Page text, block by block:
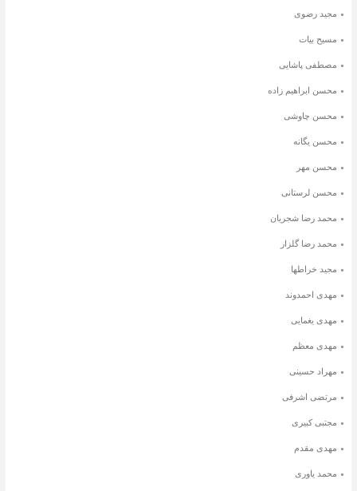
مجید رضوی
مسیح بیات
مصطفی پاشایی
محسن ابراهیم زاده
محسن چاوشی
محسن یگانه
محسن مهر
محسن لرستانی
محمد رضا شجریان
محمد رضا گلزار
مجید خراطها
مهدی احمدوند
مهدی یغمایی
مهدی معظم
مهراد حسینی
مرتضی اشرفی
مجتبی کبیری
مهدی مقدم
محمد یاوری